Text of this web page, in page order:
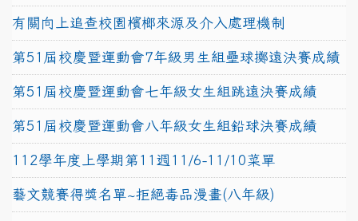
有關向上追查校園檳榔來源及介入處理機制
第51屆校慶暨運動會7年級男生組壘球擲遠決賽成績
第51屆校慶暨運動會七年級女生組跳遠決賽成績
第51屆校慶暨運動會八年級女生組鉛球決賽成績
112學年度上學期第11週11/6-11/10菜單
藝文競賽得獎名單~拒絕毒品漫畫(八年級)